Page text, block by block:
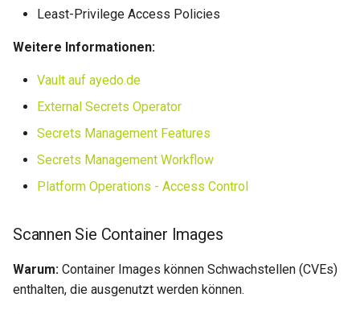
Least-Privilege Access Policies
Weitere Informationen:
Vault auf ayedo.de
External Secrets Operator
Secrets Management Features
Secrets Management Workflow
Platform Operations - Access Control
Scannen Sie Container Images
Warum: Container Images können Schwachstellen (CVEs)
enthalten, die ausgenutzt werden können.